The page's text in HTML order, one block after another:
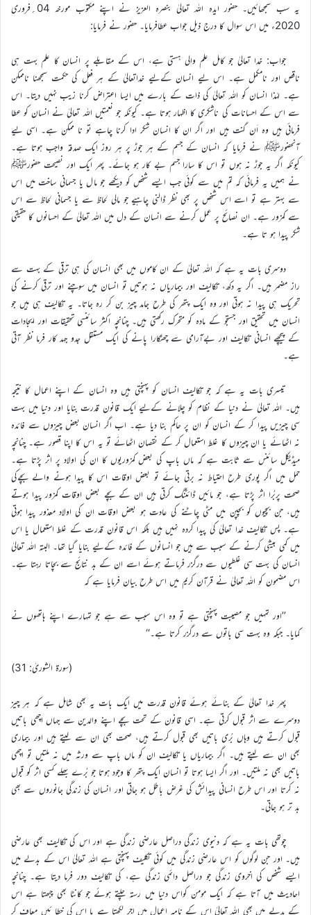
یہ سب سمجھائیں۔ حضور ایدہ اللہ تعالیٰ بنصرہ العزیز نے اپنے مکتوب مورخہ 04؍فروری
2020ء میں اس سوال کا درج ذیل جواب عطافرمایا۔ حضور نے فرمایا:
جواب: خدا تعالیٰ جو کامل علم والی ہستی ہے، اس کے مقابلے پر انسان کا علم بہت ہی
ناقص اور نامکمل ہے۔ اس لیے انسان کےلیے خداتعالیٰ کے ہر فعل کی حکمت سمجھنا ناممکن
ہے۔ لہٰذا انسان کو اللہ تعالیٰ کی ذات کے بارے میں ایسا اعتراض کرنا زیب نہیں دیتا۔ اس
سے اس کے احسانات کی ناشکری کا اظہار ہوتا ہے۔ کیونکہ جو نعمتیں اللہ تعالیٰ نے انسان کو عطا
فرمائی ہیں وہ اَن گنت ہیں اور اگر ان کا انسان شکر ادا کرنا چاہے تو نا ممکن ہے۔ اسی لیے
آنحضورﷺ نے فرمایا کہ انسان کے جسم کے ہر جوڑ پر ہر روز ایک صدقہ واجب ہوتا ہے۔
کیونکہ اگر یہ جوڑ نہ ہوں تو اس کا سارا جسم بے کار ہو جائے۔ پھر ایک اور نصیحت حضورﷺ
نے ہمیں یہ فرمائی کہ تم میں سے کوئی جب ایسے شخص کو دیکھے جو مال یا جسمانی ساخت میں اس
سے بہتر ہے تو اسے اس شخص پر بھی نظر ڈالنی چاہیے جو مالی لحاظ سے یا جسمانی لحاظ سے اس
سے کمزور ہے۔ ان نصائح پر عمل کرنے سے انسان کے دل میں اللہ تعالیٰ کے احسانوں کا حقیقی
شکر پیدا ہو تا ہے۔
دوسری بات یہ ہے کہ اللہ تعالیٰ کے ان کاموں میں بھی انسان کی ہی ترقی کے بہت سے
راز مضمر ہیں۔ اگر یہ دکھ، تکالیف اور بیماریاں نہ ہوتیں تو انسان میں سوچنے اور ترقی کرنے کی
تحریک ہی پیدا نہ ہوتی اور وہ ایک پتھر کی طرح جامد چیز بن کر رہ جاتا۔ یہ تکالیف ہی ہیں جو
انسان میں تحقیق اور جستجو کے مادہ کو متحرک رکھتی ہیں۔ چنانچہ اکثر سائنسی تحقیقات اور ایجادات
کے پیچھے انسانی تکالیف اور بےآرامی سے چھٹکارا پانے کی ایک مستقل جدو جہد کار فرما نظر آتی
ہے۔
تیسری بات یہ ہے کہ جو تکالیف انسان کو پہنچتی ہیں وہ انسان کے اپنے اعمال کا نتیجہ
ہیں۔ اللہ تعالیٰ نے دنیا کے نظام کو چلانے کےلیے ایک قانون قدرت بنایا اور دنیا میں بہت
سی چیزیں پیدا کر کے انسان کو ان پر حاکم بنا دیا ہے۔ اب اگر انسان بعض چیزوں سے فائدہ
نہ اٹھائے یا ان چیزوں کا غلط استعمال کر کے نقصان اٹھائے تو یہ اس کا اپنا قصور ہے۔ چنانچہ
میڈیکل سائنس سے ثابت ہے کہ ماں باپ کی بعض کمزوریوں کا ان کی اولاد پر اثر پڑتا ہے۔
حمل میں اگر پوری طرح احتیاط نہ برتی جائے تو بعض اوقات اس کا پیدا ہونے والے بچےکی
صحت پربُرا اثر پڑتا ہے، جو مائیں ڈائٹنگ کرتی ہیں ان کے بچے بعض اوقات کمزور پیدا ہوتے
ہیں، جن بچیوں کو بچپن میں مٹی چاٹنے کی عادت ہو بعض اوقات ان کی اولاد معذور پیدا ہوتی
ہے۔ پس تکالیف خدا تعالیٰ کی پیدا کردہ نہیں ہیں بلکہ اس قانون قدرت کے غلط استعمال یا اس
میں کمی بیشی کرنے کے سبب سے ہیں جو انسانوں کے فائدہ کےلیے بنایا گیا تھا۔ البتہ اللہ تعالیٰ
انسان کی بہت سی غلطیوں سے درگزر فرماتے ہوئے اسے ان کے بد نتائج سے بچاتا رہتا ہے۔
اس مضمون کو اللہ تعالیٰ نے قرآن کریم میں اس طرح بیان فرمایا ہے کہ
’’اور تمہیں جو مصیبت پہنچتی ہے تو وہ اس سبب سے ہے جو تمہارے اپنے ہاتھوں نے
کمایا۔ جبکہ وہ بہت سی باتوں سے درگزر کرتا ہے۔‘‘
(سورۃ الشوریٰ: 31)
پھر خدا تعالیٰ کے بنائے ہوئے قانون قدرت میں ایک بات یہ بھی شامل ہے کہ ہر چیز
دوسرے سے اثر قبول کرتی ہے۔ اسی قانون کے تحت بچے اپنے والدین سے جہاں اچھی باتیں
قبول کرتے ہیں وہاں بُری باتیں بھی قبول کرتے ہیں، صحت بھی ان سے لیتے ہیں اور بیماری
بھی ان سے لیتے ہیں۔ اگر بیماریاں یا تکالیف ان کو ماں باپ سے ورثہ میں نہ ملتیں تو اچھی
باتیں بھی نہ ملتیں۔ اور اگر ایسا ہوتا تو انسان ایک پتھر کا وجود ہوتا جو بُرے بھلے کسی اثر کو قبول
نہ کرتا اور اس طرح انسانی پیدائش کی غرض باطل ہو جاتی اور انسان کی زندگی جانوروں سے بھی
بد تر ہو جاتی۔
چوتھی بات یہ ہے کہ دنیوی زندگی دراصل عارضی زندگی ہے اور اس کی تکالیف بھی عارضی
ہیں۔ اور جن لوگوں کو اس عارضی زندگی میں کوئی تکلیف پہنچتی ہے اللہ تعالیٰ اس کے بدلے میں
ایسے شخص کی اخروی زندگی جو دراصل دائمی زندگی ہے، کی تکالیف دور فرما دیتا ہے۔ چنانچہ
احادیث میں آتا ہے کہ ایک مومن کواس دنیا میں رستہ چلتے ہوئے جو کانٹا بھی چبھتا ہے اس
کے بدلے میں بھی اللہ تعالیٰ اس کے نامہ اعمال میں اجر لکھتا ہے یا اس کی خطا ئیں معاف کر